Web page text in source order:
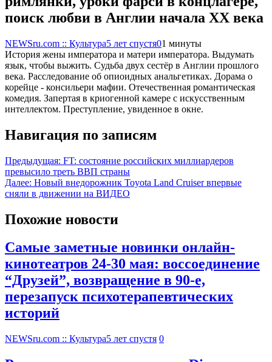
поиск любви в Англии начала XX века
NEWSru.com :: Культура5 лет спустя01 минуты
История жены императора и матери императора. Выдумать
язык, чтобы выжить. Судьба двух сестёр в Англии прошлого
века. Расследование об опиоидных анальгетиках. Дорама о
корейце - консильери мафии. Отечественная романтическая
комедия. Запертая в криогенной камере с искусственным
интеллектом. Преступление, увиденное в окне.
Навигация по записям
Предыдущая: FT: состояние российских миллиардеров
превысило треть ВВП страны
Далее: Новый внедорожник Toyota Land Cruiser впервые
сняли в движении на ВИДЕО
Похожие новости
Самые заметные новинки онлайн-
кинотеатров 24-30 мая: воссоединение
“Друзей”, возвращение в 90-е,
перезапуск психотерапевтических
историй
NEWSru.com :: Культура5 лет спустя 0